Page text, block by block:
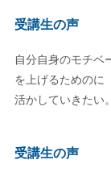
受講生の声
自分自身のモチベ
を上げるためのに
活かしていきたい。
受講生の声